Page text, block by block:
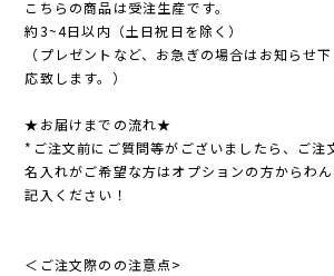
こちらの商品は受注生産です。
約3~4日以内（土日祝日を除く）
（プレゼントなど、お急ぎの場合はお知らせ
応致します。）
★お届けまでの流れ★
*ご注文前にご質問等がございましたら、ご注
名入れがご希望な方はオプションの方からわ
記入ください！
＜ご注文際のの注意点>